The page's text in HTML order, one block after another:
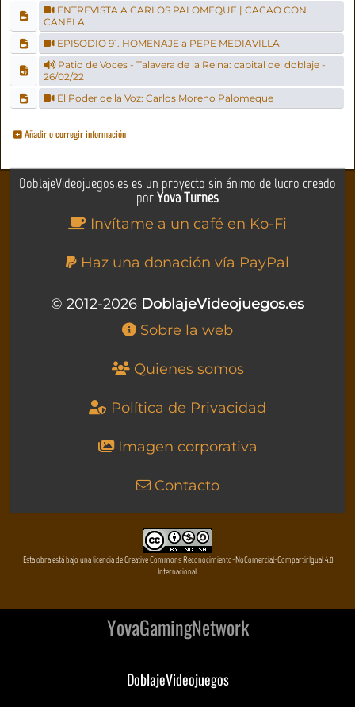
ENTREVISTA A CARLOS PALOMEQUE | CACAO CON
CANELA
EPISODIO 91. HOMENAJE a PEPE MEDIAVILLA
Patio de Voces - Talavera de la Reina: capital del doblaje -
26/02/22
El Poder de la Voz: Carlos Moreno Palomeque
Añadir o corregir información
DoblajeVideojuegos.es es un proyecto sin ánimo de lucro creado
porYova Turnes
Invítame a un café en Ko-Fi
Haz una donación vía PayPal
© 2012-2026 DoblajeVideojuegos.es
Sobre la web
Quienes somos
Política de Privacidad
Imagen corporativa
Contacto
Esta obra está bajo una licencia de Creative Commons Reconocimiento-NoComercial-CompartirIgual 4.0
Internacional
YovaGamingNetwork
DoblajeVideojuegos